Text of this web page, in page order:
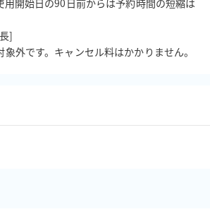
用開始日の90日前からは予約時間の短縮は
]
象外です。キャンセル料はかかりません。